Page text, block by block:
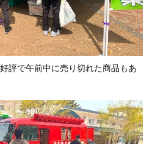
評で午前中に売り切れた商品もあ